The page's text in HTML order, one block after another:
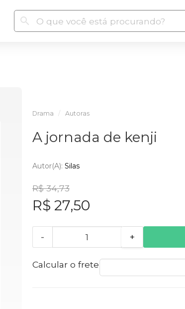
Drama Autoras
A jornada de kenji
Autor(a): Silas
R$ 34,73
R$ 27,50
- +
Calcular o frete